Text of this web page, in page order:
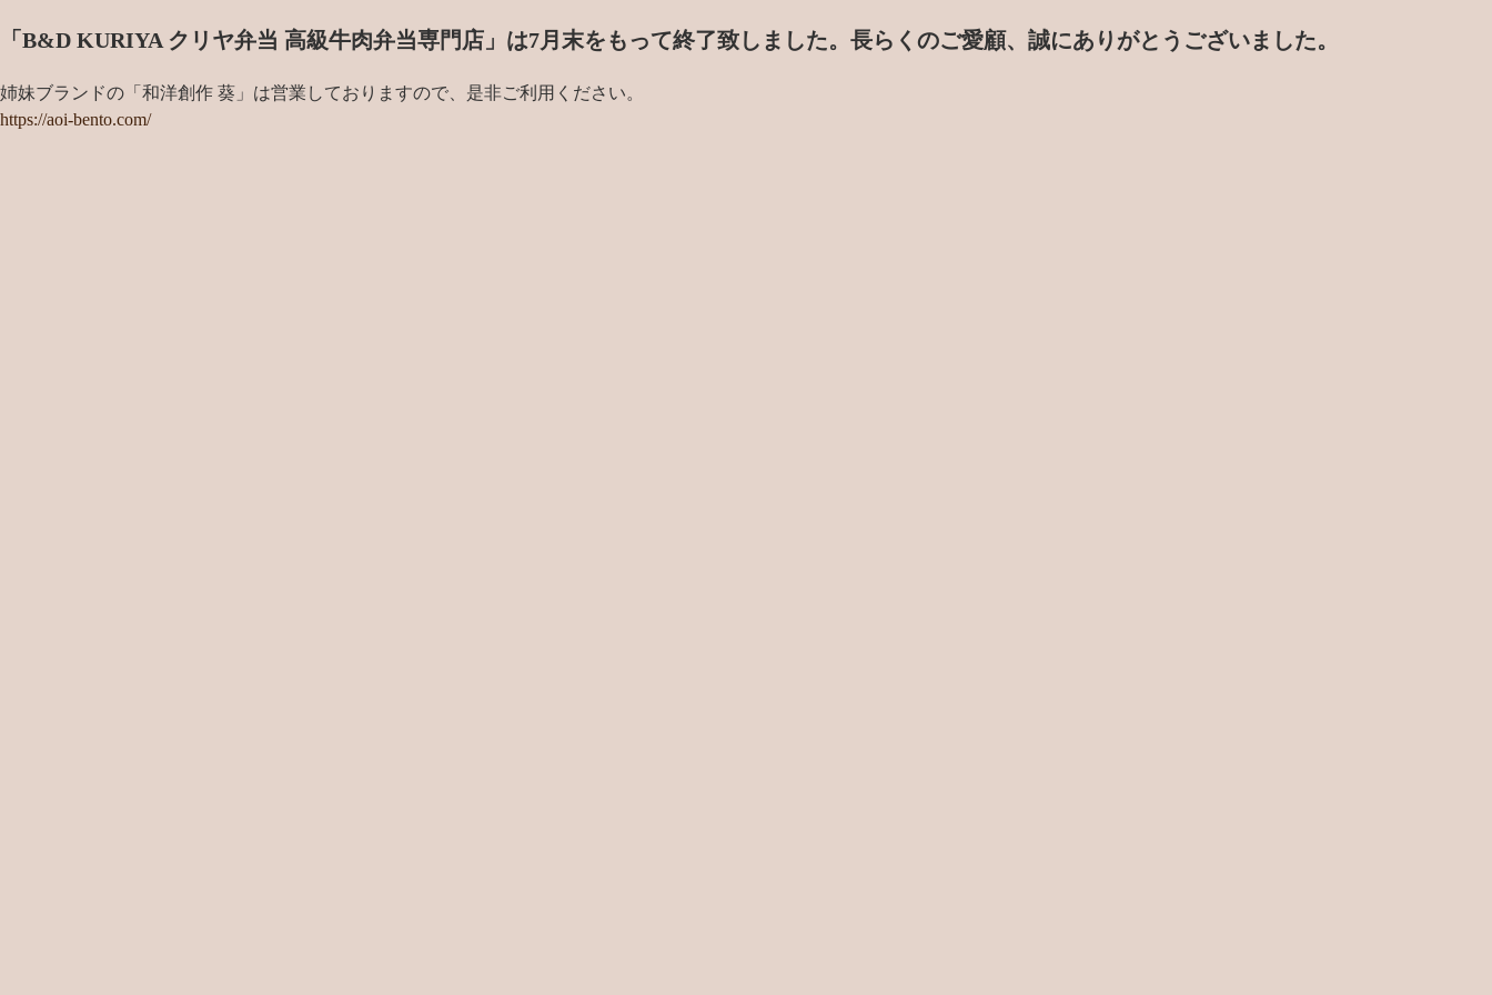
「B&D KURIYA クリヤ弁当 高級牛肉弁当専門店」は7月末をもって終了致しました。 長らくのご愛顧、誠にありがとうございました。
姉妹ブランドの「和洋創作 葵」は営業しておりますので、是非ご利用ください。
https://aoi-bento.com/